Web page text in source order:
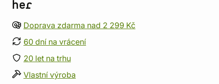
her
Doprava zdarma nad 2 299 Kč
60 dní na vrácení
20 let na trhu
Vlastní výroba